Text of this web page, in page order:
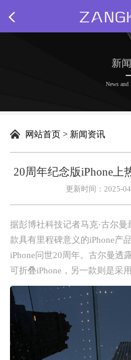
精品源码
插件下载
网页特效
站长学院
技术服务
新
News and
网站首页 > 新闻资讯
20周年纪念版iPhone上
更新时间：2025-
据彭博社科技记者马克·古尔曼
款具有里程碑意义的iPhone产
iPhone问世20周年。古尔曼透
可折叠iPhone，另一款则是采